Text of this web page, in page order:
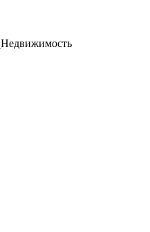
Недвижимость